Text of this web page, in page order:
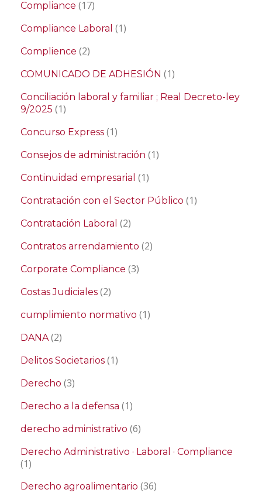
Compliance (17)
Compliance Laboral (1)
Complience (2)
COMUNICADO DE ADHESIÓN (1)
Conciliación laboral y familiar ; Real Decreto-ley
9/2025 (1)
Concurso Express (1)
Consejos de administración (1)
Continuidad empresarial (1)
Contratación con el Sector Público (1)
Contratación Laboral (2)
Contratos arrendamiento (2)
Corporate Compliance (3)
Costas Judiciales (2)
cumplimiento normativo (1)
DANA(2)
Delitos Societarios (1)
Derecho (3)
Derecho a la defensa (1)
derecho administrativo (6)
Derecho Administrativo · Laboral · Compliance
(1)
Derecho agroalimentario (36)